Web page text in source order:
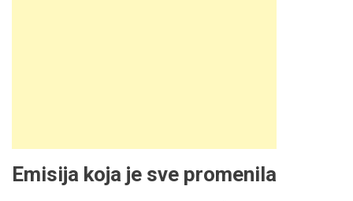
Emisija koja je sve promenila